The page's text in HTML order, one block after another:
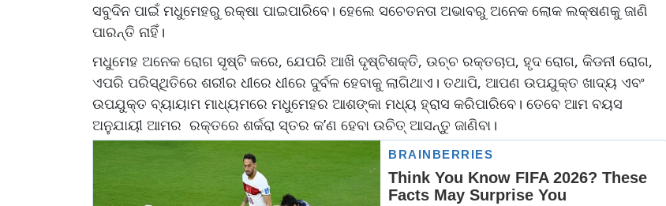
ସବୁଦିନ ପାଇଁ ମଧୁମେହରୁ ରକ୍ଷା ପାଇପାରିବେ। ହେଲେ ସଚେତନତା ଅଭାବରୁ ଅନେକ ଲୋକ ଲକ୍ଷଣକୁ ଜାଣି
ପାରନ୍ତି ନାହିଁ।
ମଧୁମେହ ଅନେକ ରୋଗ ସୃଷ୍ଟି କରେ, ଯେପରି ଆଖି ଦୃଷ୍ଟିଶକ୍ତି, ଉଚ୍ଚ ରକ୍ତଚାପ, ହୃଦ ରୋଗ, କିଡନୀ ରୋଗ,
ଏପରି ପରିସ୍ଥିତିରେ ଶରୀର ଧୀରେ ଧୀରେ ଦୁର୍ବଳ ହେବାକୁ ଲାଗିଥାଏ। ତଥାପି, ଆପଣ ଉପଯୁକ୍ତ ଖାଦ୍ୟ ଏବଂ
ଉପଯୁକ୍ତ ବ୍ୟାୟାମ ମାଧ୍ୟମରେ ମଧୁମେହର ଆଶଙ୍କା ମଧ୍ୟ ହ୍ରାସ କରିପାରିବେ। ତେବେ ଆମ ବୟସ
ଅନୁଯାୟୀ ଆମର ରକ୍ତରେ ଶର୍କରା ସ୍ତର କ’ଣ ହେବା ଉଚିତ୍ ଆସନ୍ତୁ ଜାଣିବା।